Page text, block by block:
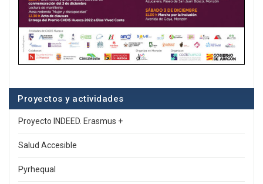
Proyectos y actividades
Proyecto INDEED. Erasmus +
Salud Accesible
Pyrhequal